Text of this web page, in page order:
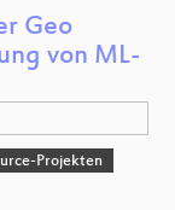
Geo
von ML-
Projekten